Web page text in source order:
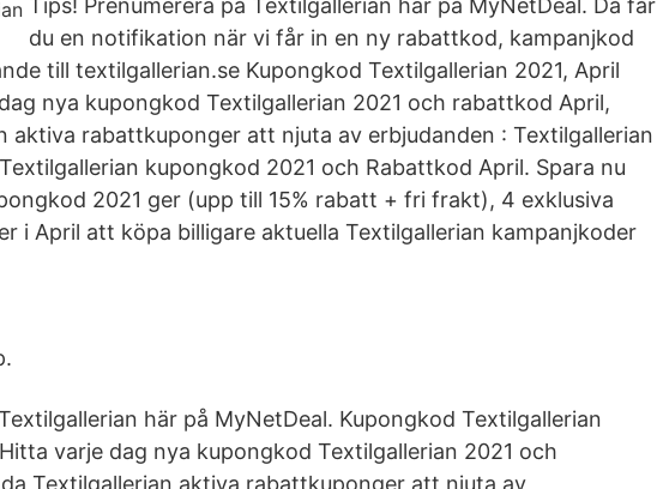
Tips! Prenumerera på Textilgallerian här på MyNetDeal. Då får
du en notifikation när vi får in en ny rabattkod, kampanjkod
till textilgallerian.se Kupongkod Textilgallerian 2021, April
nya kupongkod Textilgallerian 2021 och rabattkod April,
aktiva rabattkuponger att njuta av erbjudanden : Textilgallerian
kupongkod 2021 och Rabattkod April. Spara nu
2021 ger (upp till 15% rabatt + fri frakt), 4 exklusiva
i April att köpa billigare aktuella Textilgallerian kampanjkoder
här på MyNetDeal. Kupongkod Textilgallerian
varje dag nya kupongkod Textilgallerian 2021 och
Textilgallerian aktiva rabattkuponger att njuta av